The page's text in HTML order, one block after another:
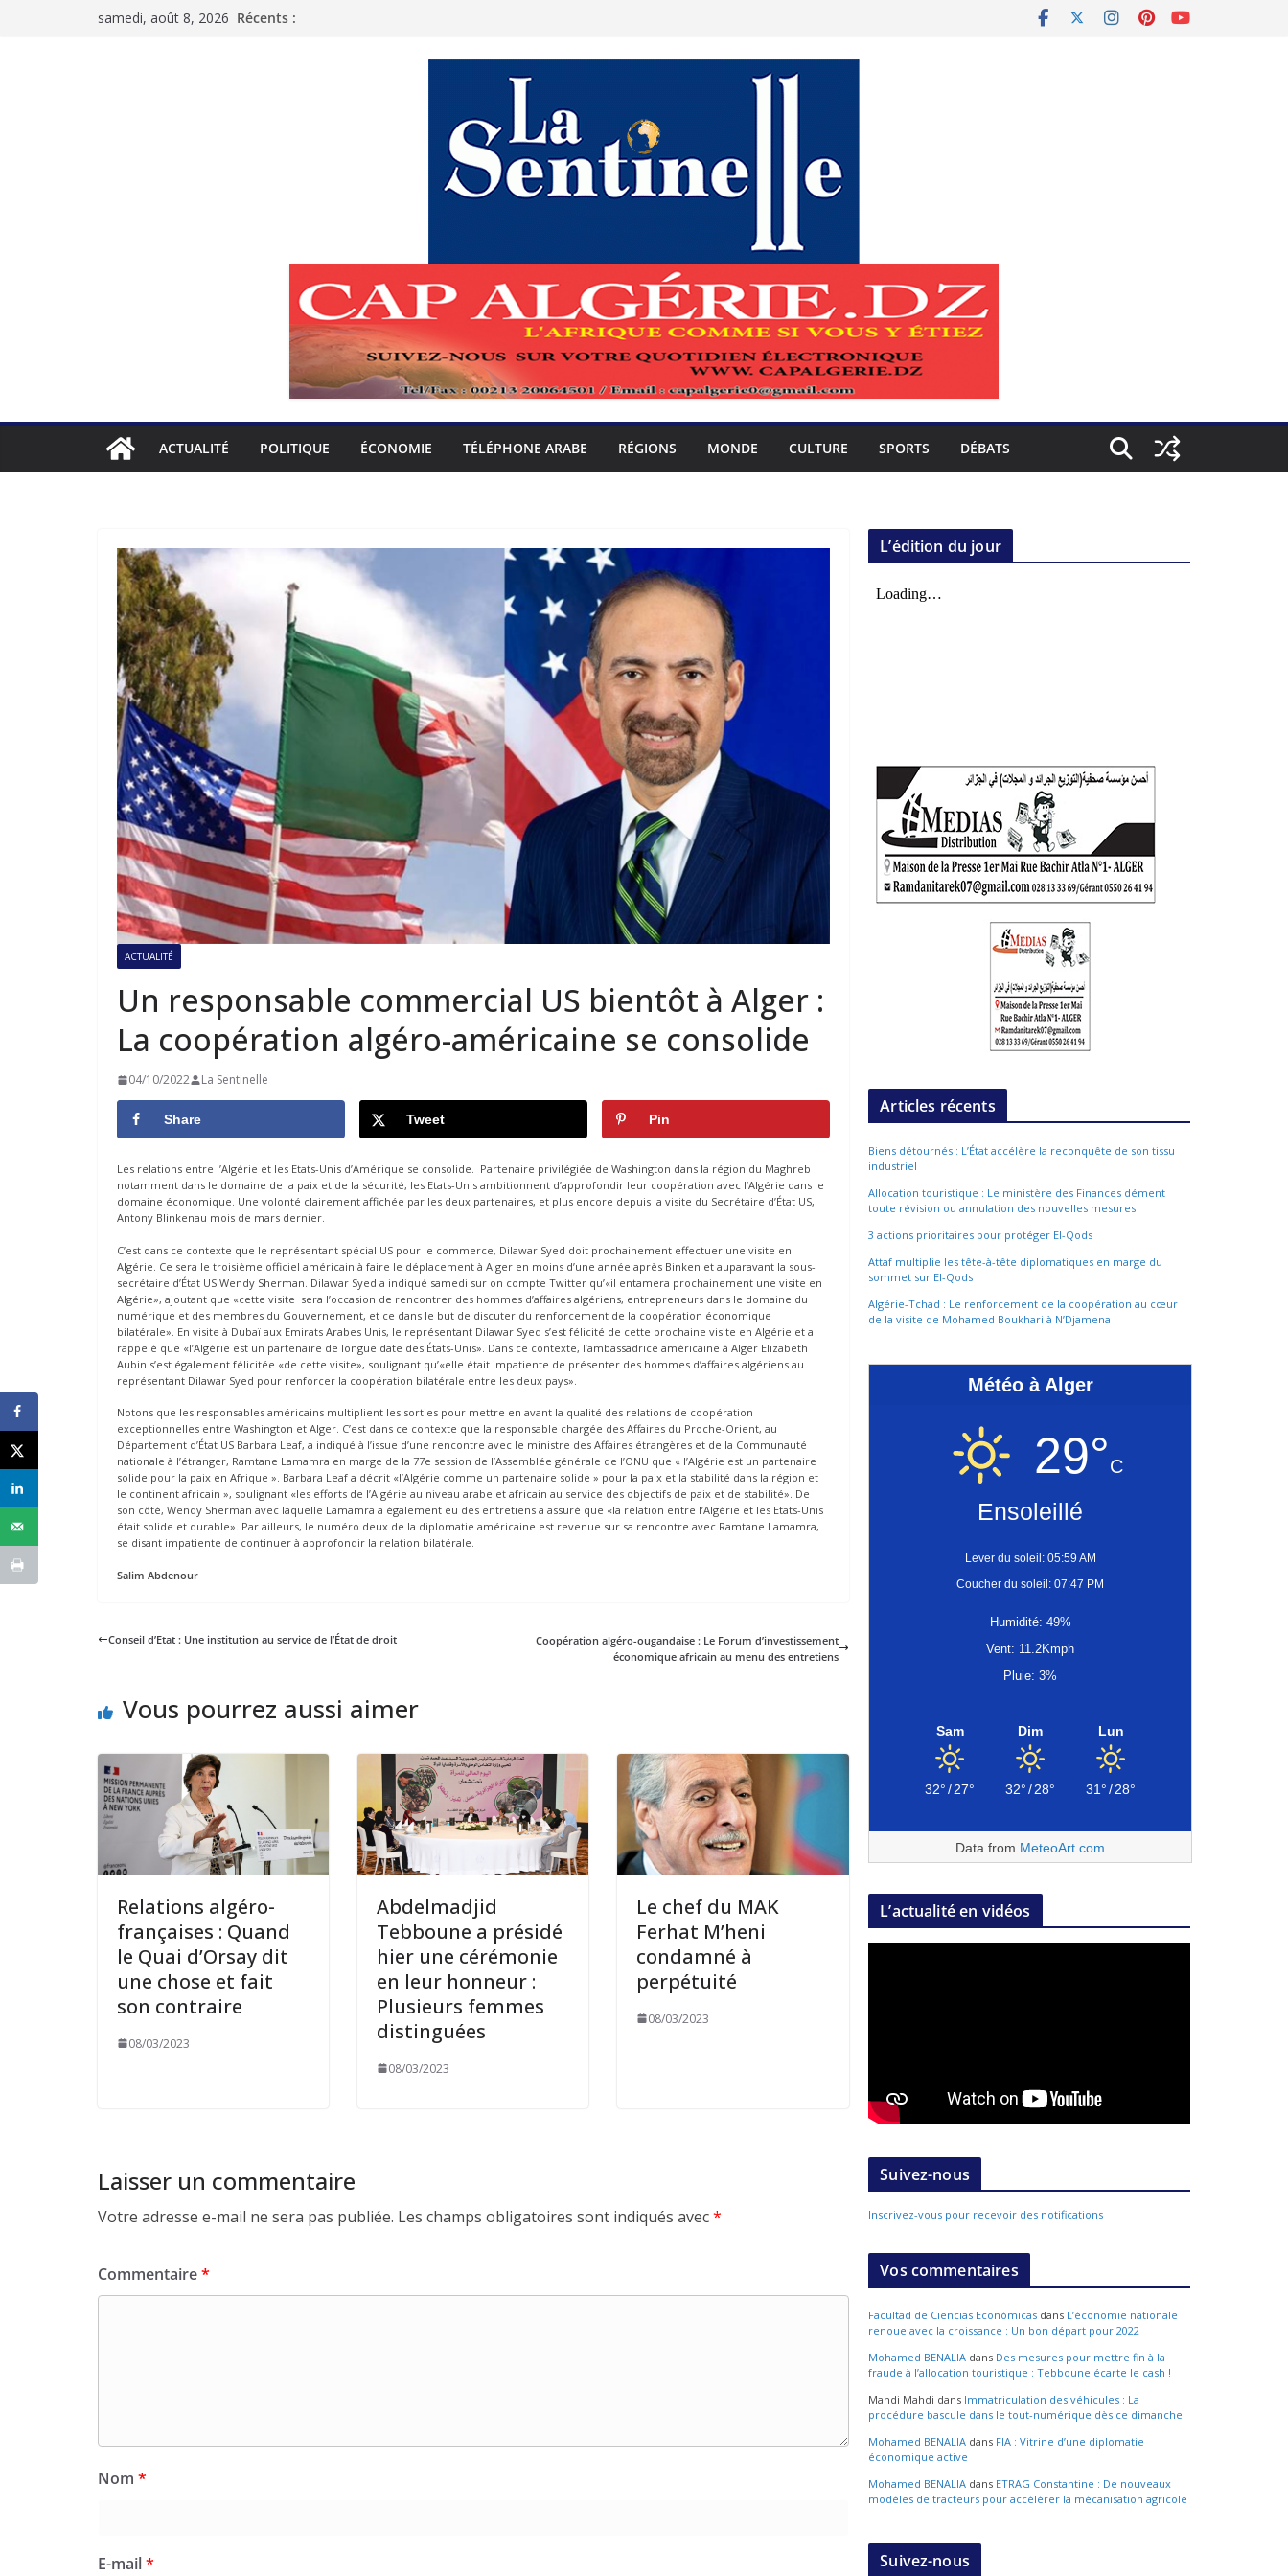
samedi, août 8, 2026 Récents :
ACTUALITÉ POLITIQUE ÉCONOMIE TÉLÉPHONE ARABE RÉGIONS MONDE CULTURE SPORTS DÉBATS
ACTUALITÉ
Un responsable commercial US bientôt à Alger :
La coopération algéro-américaine se consolide
04/10/2022 La Sentinelle
Share Tweet Pin
Les relations entre l’Algérie et les Etats-Unis d’Amérique se consolide. Partenaire privilégiée de Washington dans la région du Maghreb
notamment dans le domaine de la paix et de la sécurité, les Etats-Unis ambitionnent d’approfondir leur coopération avec l’Algérie dans le
domaine économique. Une volonté clairement affichée par les deux partenaires, et plus encore depuis la visite du Secrétaire d’État US,
Antony Blinkenau mois de mars dernier.
C’est dans ce contexte que le représentant spécial US pour le commerce, Dilawar Syed doit prochainement effectuer une visite en
Algérie. Ce sera le troisième officiel américain à faire le déplacement à Alger en moins d’une année après Binken et auparavant la sous-
secrétaire d’État US Wendy Sherman. Dilawar Syed a indiqué samedi sur on compte Twitter qu’«il entamera prochainement une visite en
Algérie», ajoutant que «cette visite sera l’occasion de rencontrer des hommes d’affaires algériens, entrepreneurs dans le domaine du
numérique et des membres du Gouvernement, et ce dans le but de discuter du renforcement de la coopération économique
bilatérale». En visite à Dubaï aux Emirats Arabes Unis, le représentant Dilawar Syed s’est félicité de cette prochaine visite en Algérie et a
rappelé que «l’Algérie est un partenaire de longue date des États-Unis». Dans ce contexte, l’ambassadrice américaine à Alger Elizabeth
Aubin s’est également félicitée «de cette visite», soulignant qu’«elle était impatiente de présenter des hommes d’affaires algériens au
représentant Dilawar Syed pour renforcer la coopération bilatérale entre les deux pays».
Notons que les responsables américains multiplient les sorties pour mettre en avant la qualité des relations de coopération
exceptionnelles entre Washington et Alger. C’est dans ce contexte que la responsable chargée des Affaires du Proche-Orient, au
Département d’État US Barbara Leaf, a indiqué à l’issue d’une rencontre avec le ministre des Affaires étrangères et de la Communauté
nationale à l’étranger, Ramtane Lamamra en marge de la 77e session de l’Assemblée générale de l’ONU que « l’Algérie est un partenaire
solide pour la paix en Afrique ». Barbara Leaf a décrit «l’Algérie comme un partenaire solide » pour la paix et la stabilité dans la région et
le continent africain », soulignant «les efforts de l’Algérie au niveau arabe et africain au service des objectifs de paix et de stabilité». De
son côté, Wendy Sherman avec laquelle Lamamra a également eu des entretiens a assuré que «la relation entre l’Algérie et les Etats-Unis
était solide et durable». Par ailleurs, le numéro deux de la diplomatie américaine est revenue sur sa rencontre avec Ramtane Lamamra,
se disant impatiente de continuer à approfondir la relation bilatérale.
Salim Abdenour
Conseil d’Etat : Une institution au service de l’État de droit
Coopération algéro-ougandaise : Le Forum d’investissement
économique africain au menu des entretiens
Vous pourrez aussi aimer
Relations algéro-
françaises : Quand
le Quai d’Orsay dit
une chose et fait
son contraire
08/03/2023
Abdelmadjid
Tebboune a présidé
hier une cérémonie
en leur honneur :
Plusieurs femmes
distinguées
08/03/2023
Le chef du MAK
Ferhat M’heni
condamné à
perpétuité
08/03/2023
Laisser un commentaire
Votre adresse e-mail ne sera pas publiée. Les champs obligatoires sont indiqués avec*
Commentaire*
Nom *
E-mail*
L’édition du jour
Articles récents
Biens détournés : L’État accélère la reconquête de son tissu
industriel
Allocation touristique : Le ministère des Finances dément
toute révision ou annulation des nouvelles mesures
3 actions prioritaires pour protéger El-Qods
Attaf multiplie les tête-à-tête diplomatiques en marge du
sommet sur El-Qods
Algérie-Tchad : Le renforcement de la coopération au cœur
de la visite de Mohamed Boukhari à N’Djamena
Météo à Alger
29°C
Ensoleillé
Lever du soleil: 05:59 AM
Coucher du soleil: 07:47 PM
Humidité: 49%
Vent: 11.2Kmph
Pluie: 3%
Sam
32°/27°
Dim
32°/28°
Lun
31°/28°
Data from MeteoArt.com
L’actualité en vidéos
Suivez-nous
Inscrivez-vous pour recevoir des notifications
Vos commentaires
Facultad de Ciencias Económicas dans L’économie nationale
renoue avec la croissance : Un bon départ pour 2022
Mohamed BENALIA dans Des mesures pour mettre fin à la
fraude à l’allocation touristique : Tebboune écarte le cash !
Mahdi Mahdi dans Immatriculation des véhicules : La
procédure bascule dans le tout-numérique dès ce dimanche
Mohamed BENALIA dans FIA : Vitrine d’une diplomatie
économique active
Mohamed BENALIA dans ETRAG Constantine : De nouveaux
modèles de tracteurs pour accélérer la mécanisation agricole
Suivez-nous